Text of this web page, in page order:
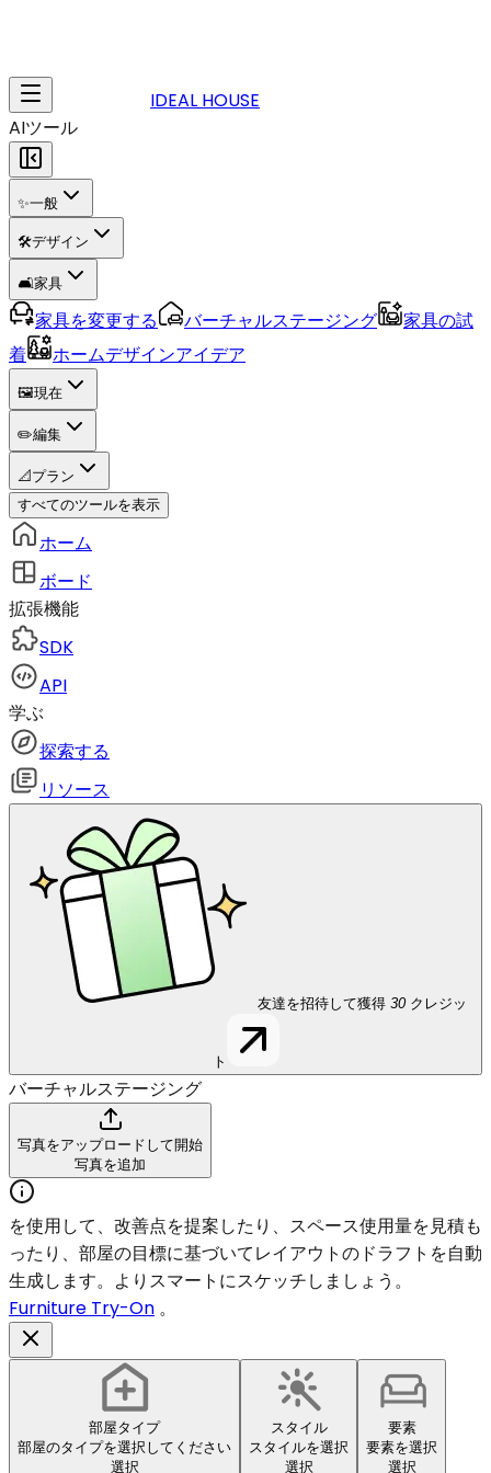
IDEAL HOUSE
AIツール
✨一般
🛠️デザイン
🛋️家具
家具を変更する バーチャルステージング
家具の試
着
ホームデザインアイデア
🖼️現在
✏️編集
📐 プラン
すべてのツールを表示
ホーム
ボード
拡張機能
SDK
API
学ぶ
探索する
リソース
友達を招待して獲得 30 クレジッ
ト
バーチャルステージング
写真をアップロードして開始
写真を追加
を使用して、改善点を提案したり、スペース使用量を見積も
ったり、部屋の目標に基づいてレイアウトのドラフトを自動
生成します。よりスマートにスケッチしましょう。
Furniture Try-On 。
部屋タイプ
部屋のタイプを選択してください
選択
スタイル
スタイルを選択
選択
要素
要素を選択
選択